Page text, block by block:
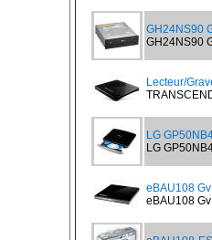
GH24NS90
GH24NS90
Lecteur/
LG
LG
eBAU108
eBAU108